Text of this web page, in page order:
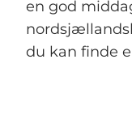
en god
du kan finde